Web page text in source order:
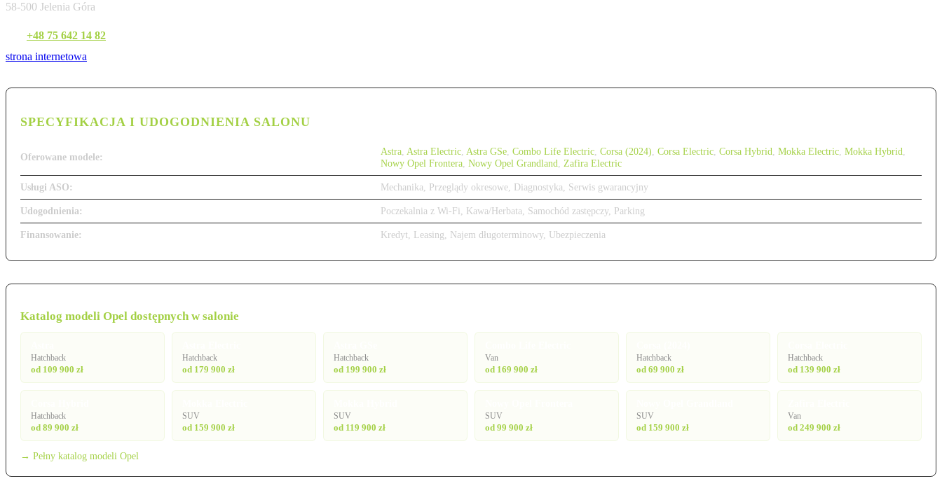
58-500 Jelenia Góra
+48 75 642 14 82
strona internetowa
SPECYFIKACJA I UDOGODNIENIA SALONU
Oferowane modele: Astra Astra Electric Astra GSe Combo Life Electric Corsa (2024) Corsa Electric Corsa Hybrid Mokka Electric Mokka Hybrid
Nowy Opel Frontera Nowy Opel Grandland Zafira Electric
Usługi ASO: Mechanika, Przeglądy okresowe, Diagnostyka, Serwis gwarancyjny
Udogodnienia: Poczekalnia z Wi-Fi, Kawa/Herbata, Samochód zastępczy, Parking
Finansowanie: Kredyt, Leasing, Najem długoterminowy, Ubezpieczenia
Katalog modeli Opel dostępnych w salonie
Hatchback
od 109 900 zł
Hatchback
od 179 900 zł
Hatchback
od 199 900 zł
Van
od 169 900 zł
Hatchback
od 69 900 zł
Hatchback
od 139 900 zł
Hatchback
od 89 900 zł
SUV
od 159 900 zł
SUV
od 119 900 zł
SUV
od 99 900 zł
SUV
od 159 900 zł
Van
od 249 900 zł
→ Pełny katalog modeli Opel